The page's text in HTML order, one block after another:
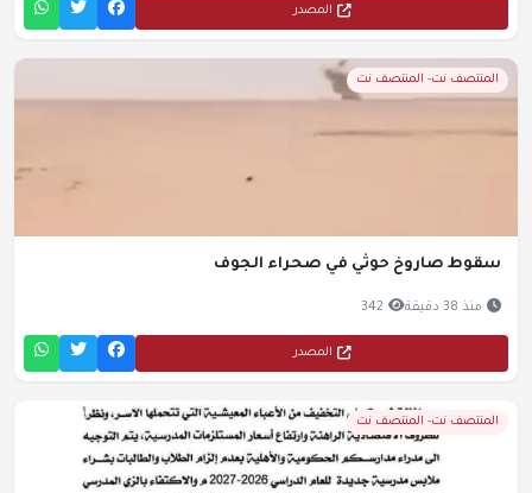
المصدر
المنتصف نت- المنتصف نت
سقوط صاروخ حوثي في صحراء الجوف
منذ 38 دقيقة 342
المصدر
المنتصف نت- المنتصف نت